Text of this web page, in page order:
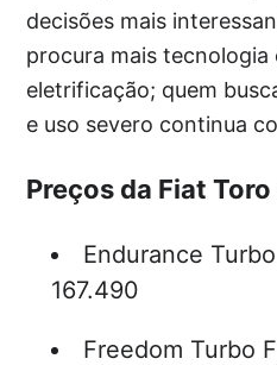
decisões mais
procura mais tecnologia
eletrificação; quem
e uso severo continua
Preços da Fiat
Endurance
167.490
Freedom Turbo